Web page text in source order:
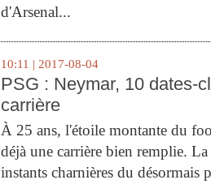
d'Arsenal...
10:11 | 2017-08-04
PSG : Neymar, 10 dates-
carrière
À 25 ans, l'étoile montante du
déjà une carrière bien remplie.
instants charnières du désormais